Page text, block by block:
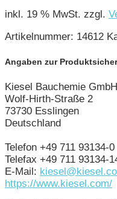
inkl. 19 % MwSt. zzgl.
Artikelnummer: 14612
Angaben zur
Kiesel Bauchemie
Wolf-Hirth-Straße 2
73730 Esslingen
Deutschland
Telefon +49 711 93134-0
Telefax +49 711 93134-
E-Mail:
https://www.kiesel.com/